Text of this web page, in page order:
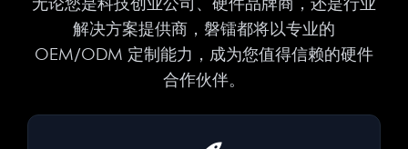
解决方案提供商，磐镭都将以专业的
OEM/ODM 定制能力，成为您值得信赖的硬件
合作伙伴。